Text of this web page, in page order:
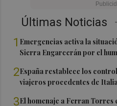
Últimas Noticias
1 Emergencias activa la
Sierra Engarcerán por el
2España restablece los
viajeros procedentes de Italia
3El homenaje a Ferran Torres